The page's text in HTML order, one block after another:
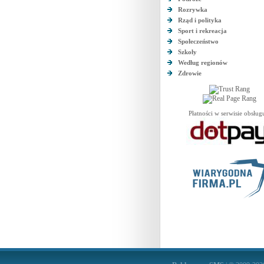
Rozrywka
Rząd i polityka
Sport i rekreacja
Społeczeństwo
Szkoły
Według regionów
Zdrowie
Płatności w serwisie